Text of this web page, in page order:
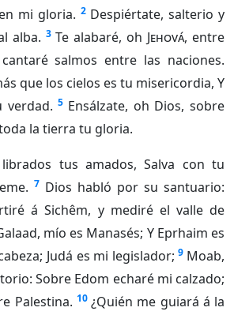
mi gloria. 2 Despiértate, salterio y
alba. 3 Te alabaré, oh Jehová, entre
salmos entre las naciones.
que los cielos es tu misericordia, Y
verdad. 5 Ensálzate, oh Dios, sobre
la tierra tu gloria.
tus amados, Salva con tu
7 Dios habló por su santuario:
á Sichêm, y mediré el valle de
mío es Manasés; Y Eprhaim es
Judá es mi legislador; 9 Moab,
Sobre Edom echaré mi calzado;
Palestina. 10 ¿Quién me guiará á la